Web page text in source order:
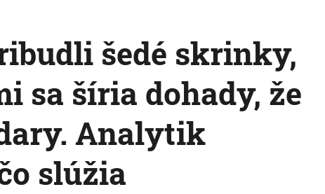
šedé skrinky,
sa šíria dohady, že
Analytik
slúžia